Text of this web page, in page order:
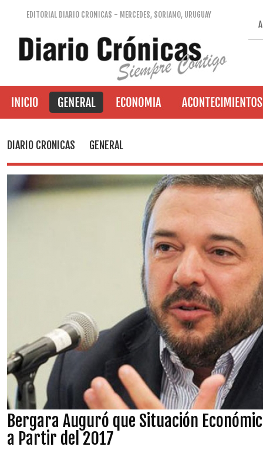
EDITORIAL DIARIO CRONICAS - MERCEDES, SORIANO, URUGUAY
DIARIO CRONICAS GENERAL
Bergara Auguró que Situación
a Partir del 2017